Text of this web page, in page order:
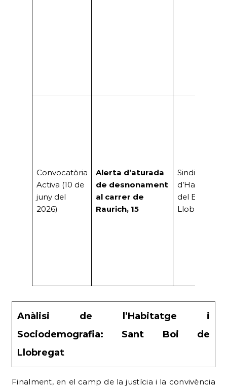
Convocatòria
Activa (10 de
juny del
2026)
Alerta d’aturada
de desnonament
al carrer de
Raurich, 15
Sindicat
d’Habitatge
del Baix
Llobregat
Anàlisi de l’Habitatge i
Sociodemografia: Sant Boi de
Llobregat
Finalment, en el camp de la justícia i la convivència